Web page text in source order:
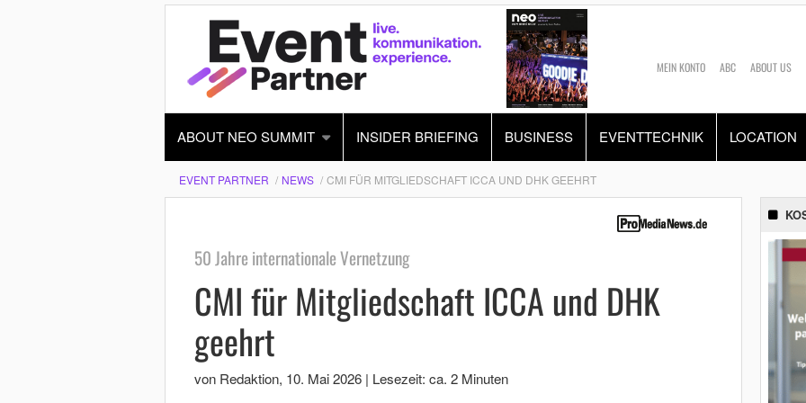
MEIN KONTO ABC ABOUT US
ABOUT NEO SUMMIT INSIDER BRIEFING BUSINESS EVENTTECHNIK LOCATION
EVENT PARTNER NEWS CMI FÜR MITGLIEDSCHAFT ICCA UND DHK GEEHRT
50 Jahre internationale Vernetzung
CMI für Mitgliedschaft ICCA und DHK
geehrt
von Redaktion, 10. Mai 2026 | Lesezeit: ca. 2 Minuten